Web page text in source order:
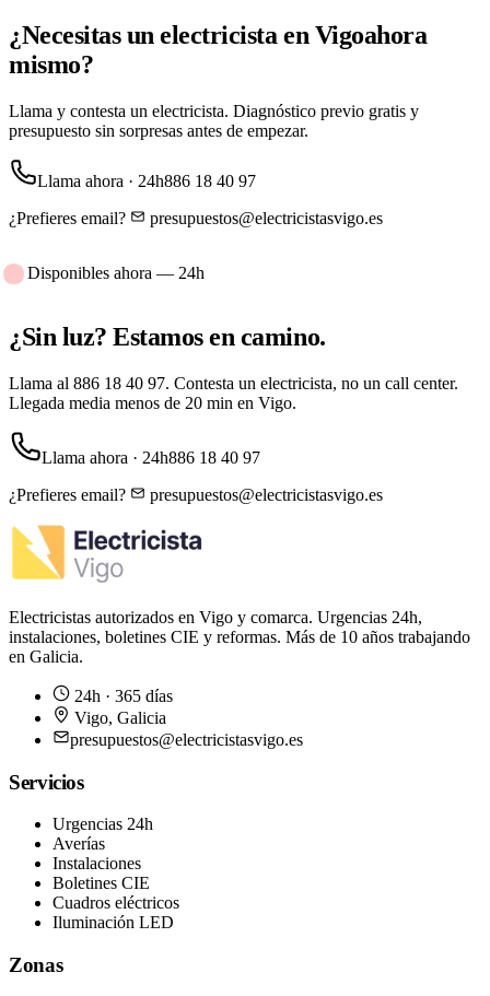
¿Necesitas un electricista en Vigoahora
mismo?
Llama y contesta un electricista. Diagnóstico previo gratis y
presupuesto sin sorpresas antes de empezar.
Llama ahora · 24h886 18 40 97
¿Prefieres email?
presupuestos@electricistasvigo.es
Disponibles ahora — 24h
¿Sin luz?Estamos en camino.
Llama al 886 18 40 97. Contesta un electricista, no un call center.
Llegada media menos de 20 min en Vigo.
Llama ahora · 24h886 18 40 97
¿Prefieres email?
presupuestos@electricistasvigo.es
Electricistas autorizados en Vigo y comarca. Urgencias 24h,
instalaciones, boletines CIE y reformas. Más de 10 años trabajando
en Galicia.
24h · 365 días
Vigo, Galicia
presupuestos@electricistasvigo.es
Servicios
Urgencias 24h
Averías
Instalaciones
Boletines CIE
Cuadros eléctricos
Iluminación LED
Zonas